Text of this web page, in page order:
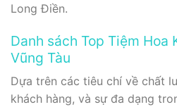
Long Điền.
Danh sách Top Tiệm Hoa
Vũng Tàu
Dựa trên các tiêu chí về chất
khách hàng, và sự đa dạng